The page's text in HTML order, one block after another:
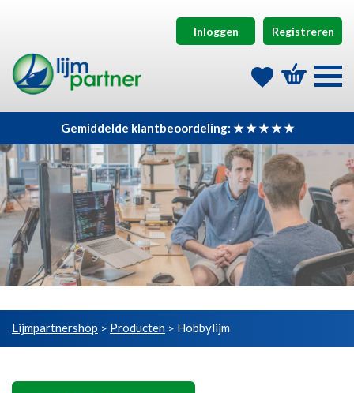
Inloggen Registreren
Gemiddelde klantbeoordeling: ★ ★ ★ ★ ★
Lijmpartnershop > Producten > Hobbylijm